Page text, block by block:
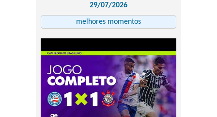
29/07/2026
melhores momentos